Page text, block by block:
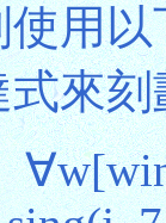
用
來刻